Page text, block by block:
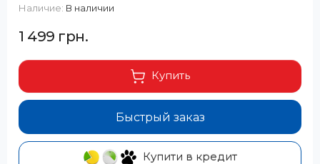
Наличие: В наличии
1 499 грн.
Быстрый заказ
Купить
Купити в кредит